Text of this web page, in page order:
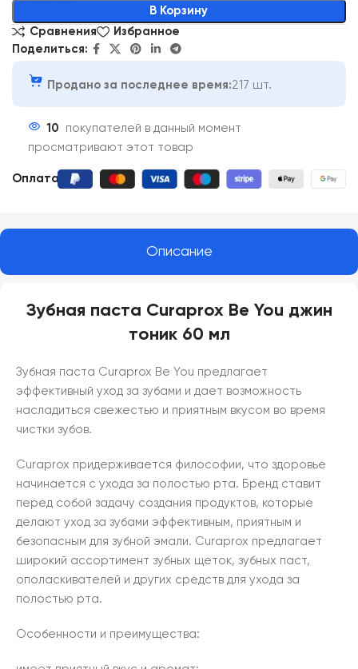
В Корзину
Сравнения
Избранное
Поделиться:
Продано за последнее время:217 шт.
10
покупателей в данный момент
просматривают этот товар
Оплата:
Описание
Зубная паста Curaprox Be You джин
тоник 60 мл
Зубная паста Curaprox Be You предлагает
эффективный уход за зубами и дает возможность
насладиться свежестью и приятным вкусом во время
чистки зубов.
Curaprox придерживается философии, что здоровье
начинается с ухода за полостью рта. Бренд ставит
перед собой задачу создания продуктов, которые
делают уход за зубами эффективным, приятным и
безопасным для зубной эмали. Curaprox предлагает
широкий ассортимент зубных щеток, зубных паст,
ополаскивателей и других средств для ухода за
полостью рта.
Особенности и преимущества: